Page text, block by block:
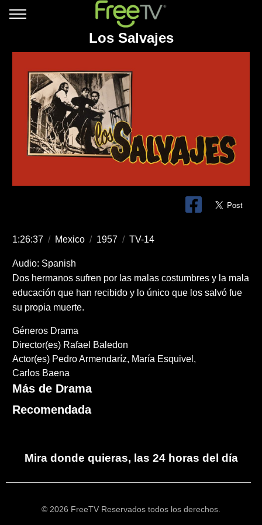
Los Salvajes
1:26:37 / Mexico / 1957 / TV-14
Audio: Spanish
Dos hermanos sufren por las malas costumbres y la mala
educación que han recibido y lo único que los salvó fue
su propia muerte.
Géneros Drama
Director(es) Rafael Baledon
Actor(es) Pedro Armendaríz
María Esquivel
Carlos Baena
Más de Drama
Recomendada
Mira donde quieras, las 24 horas del día
© 2026 FreeTV Reservados todos los derechos.